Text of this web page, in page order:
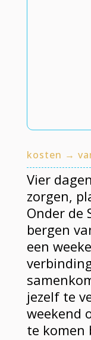
kosten →
Vier
zorgen,
Onder de
bergen
een
jezelf te
weekend
te komen